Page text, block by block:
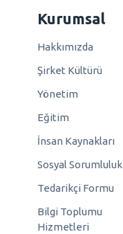
Kurumsal
Hakkımızda
Şirket Kültürü
Yönetim
Eğitim
İnsan Kaynakları
Sosyal Sorumluluk
Tedarikçi Formu
Bilgi Toplumu
Hizmetleri